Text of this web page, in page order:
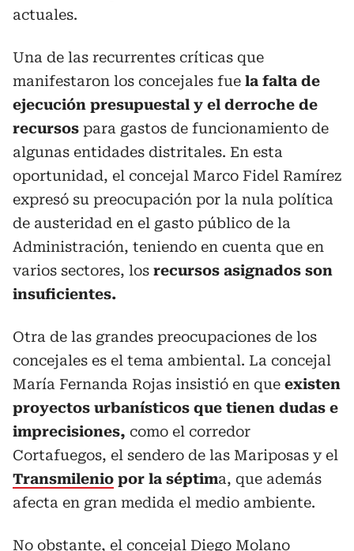
actuales.
Una de las recurrentes críticas que
manifestaron los concejales fue la falta de
ejecución presupuestal y el derroche de
recursos para gastos de funcionamiento de
algunas entidades distritales. En esta
oportunidad, el concejal Marco Fidel Ramírez
expresó su preocupación por la nula política
de austeridad en el gasto público de la
Administración, teniendo en cuenta que en
varios sectores, los recursos asignados son
insuficientes.
Otra de las grandes preocupaciones de los
concejales es el tema ambiental. La concejal
María Fernanda Rojas insistió en que existen
proyectos urbanísticos que tienen dudas e
imprecisiones, como el corredor
Cortafuegos, el sendero de las Mariposas y el
Transmilenio por la séptima, que además
afecta en gran medida el medio ambiente.
No obstante, el concejal Diego Molano